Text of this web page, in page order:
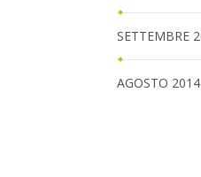
SETTEMBRE
AGOSTO 2014